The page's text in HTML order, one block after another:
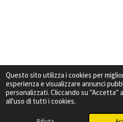
Questo sito utilizza i cookies per
esperienza e visualizzare annunci
personalizzati. Cliccando su "Accetta"
all'uso di tutti i cookies.